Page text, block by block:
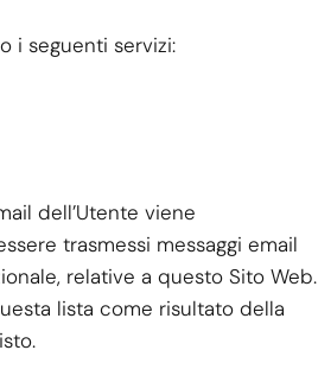
i seguenti servizi:
dell’Utente viene
trasmessi messaggi email
relative a questo Sito Web.
lista come risultato della